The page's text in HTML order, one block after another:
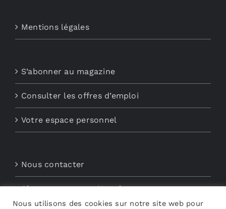
Mentions légales
S’abonner au magazine
Consulter les offres d’emploi
Votre espace personnel
Nous contacter
Abonnements aux Newsletters
Nous utilisons des cookies sur notre site web pour